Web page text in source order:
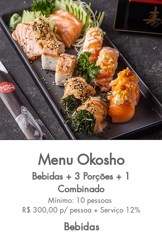
Menu Okosho
Bebidas + 3 Porções + 1
Combinado
Mínimo: 10 pessoas
R$ 300,00 p/ pessoa + Serviço 12%
Bebidas